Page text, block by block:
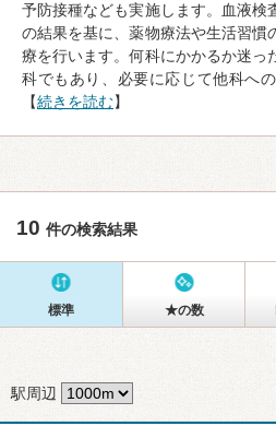
予防接種なども実施します。血液検
の結果を基に、薬物療法や生活習慣
療を行います。何科にかかるか迷っ
科でもあり、必要に応じて他科へ
【続きを読む】
10 件の検索結果
標準 ★の数
駅周辺